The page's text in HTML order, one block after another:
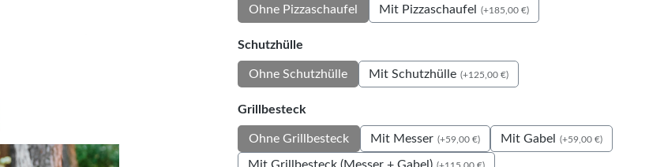
Ohne Pizzaschaufel Mit Pizzaschaufel (+185,00 €)
Schutzhülle
Ohne Schutzhülle Mit Schutzhülle (+125,00 €)
Grillbesteck
Ohne Grillbesteck Mit Messer (+59,00 €) Mit Gabel (+59,00 €)